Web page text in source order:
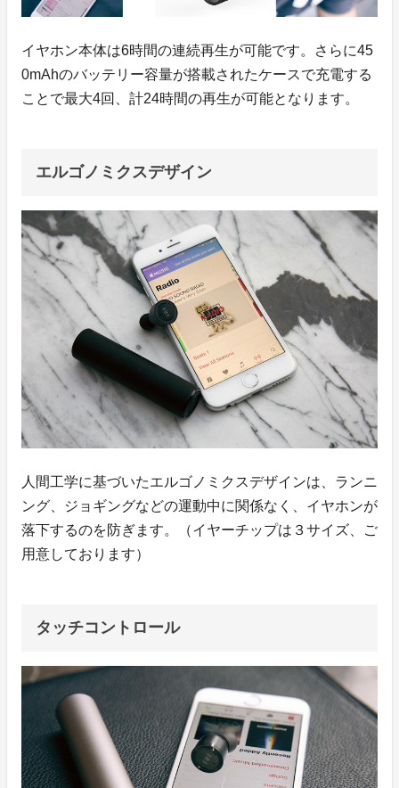
イヤホン本体は6時間の連続再生が可能です。さらに45
0mAhのバッテリー容量が搭載されたケースで充電する
ことで最大4回、計24時間の再生が可能となります。
エルゴノミクスデザイン
人間工学に基づいたエルゴノミクスデザインは、ランニ
ング、ジョギングなどの運動中に関係なく、イヤホンが
落下するのを防ぎます。（イヤーチップは３サイズ、ご
用意しております）
タッチコントロール